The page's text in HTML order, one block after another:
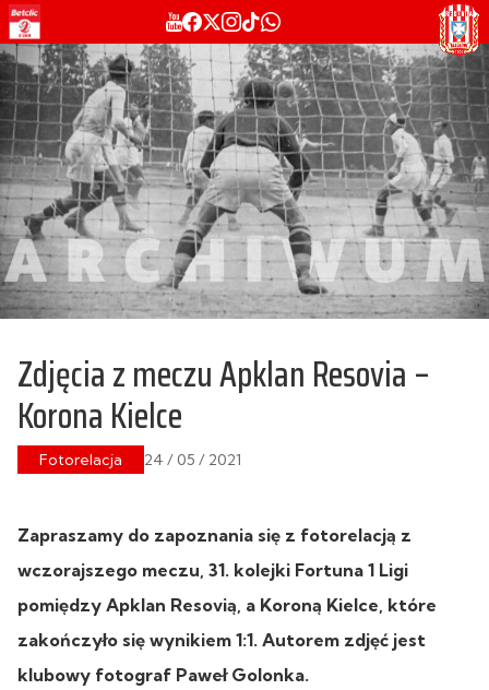
Zdjęcia z meczu Apklan Resovia –
Korona Kielce
Fotorelacja 24 / 05 / 2021
Zapraszamy do zapoznania się z fotorelacją z
wczorajszego meczu, 31. kolejki Fortuna 1 Ligi
pomiędzy Apklan Resovią, a Koroną Kielce, które
zakończyło się wynikiem 1:1. Autorem zdjęć jest
klubowy fotograf Paweł Golonka.